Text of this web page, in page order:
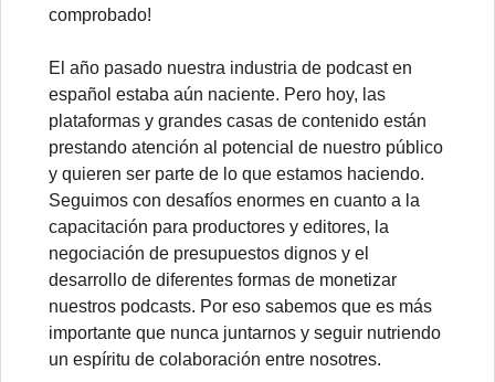
comprobado!
El año pasado nuestra industria de podcast en
español estaba aún naciente. Pero hoy, las
plataformas y grandes casas de contenido están
prestando atención al potencial de nuestro público
y quieren ser parte de lo que estamos haciendo.
Seguimos con desafíos enormes en cuanto a la
capacitación para productores y editores, la
negociación de presupuestos dignos y el
desarrollo de diferentes formas de monetizar
nuestros podcasts. Por eso sabemos que es más
importante que nunca juntarnos y seguir nutriendo
un espíritu de colaboración entre nosotres.